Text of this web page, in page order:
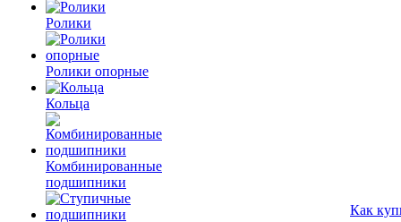
Ролики
Ролики опорные
Кольца
Комбинированные
подшипники
Как